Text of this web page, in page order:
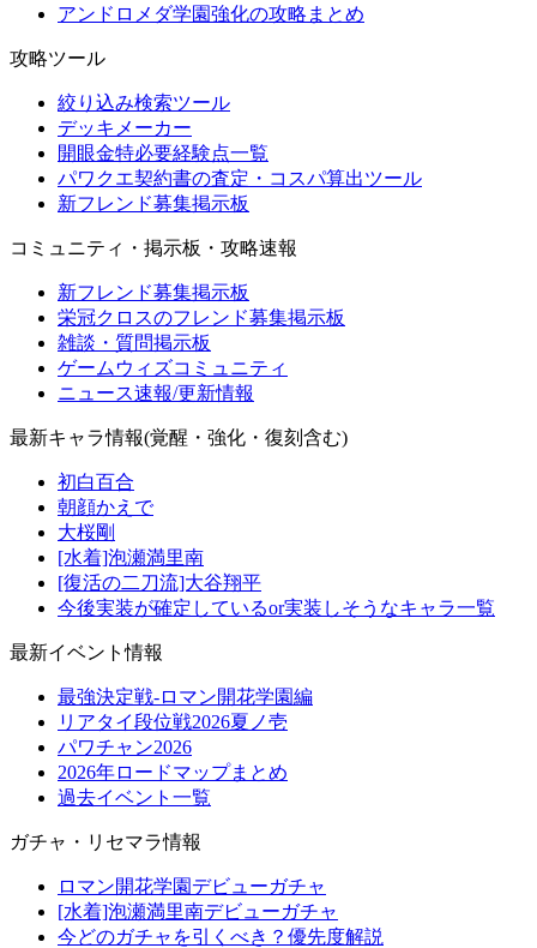
アンドロメダ学園強化の攻略まとめ
攻略ツール
絞り込み検索ツール
デッキメーカー
開眼金特必要経験点一覧
パワクエ契約書の査定・コスパ算出ツール
新フレンド募集掲示板
コミュニティ・掲示板・攻略速報
新フレンド募集掲示板
栄冠クロスのフレンド募集掲示板
雑談・質問掲示板
ゲームウィズコミュニティ
ニュース速報/更新情報
最新キャラ情報(覚醒・強化・復刻含む)
初白百合
朝顔かえで
大桜剛
[水着]泡瀬満里南
[復活の二刀流]大谷翔平
今後実装が確定しているor実装しそうなキャラ一覧
最新イベント情報
最強決定戦-ロマン開花学園編
リアタイ段位戦2026夏ノ壱
パワチャン2026
2026年ロードマップまとめ
過去イベント一覧
ガチャ・リセマラ情報
ロマン開花学園デビューガチャ
[水着]泡瀬満里南デビューガチャ
今どのガチャを引くべき？優先度解説